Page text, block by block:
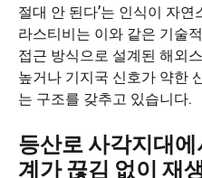
절대 안 된다’는 인식이 자
라스티비는 이와 같은 기술
접근 방식으로 설계된 해외
높거나 기지국 신호가 약한
는 구조를 갖추고 있습니다.
등산로 사각지대
계가 끊김 없이 재